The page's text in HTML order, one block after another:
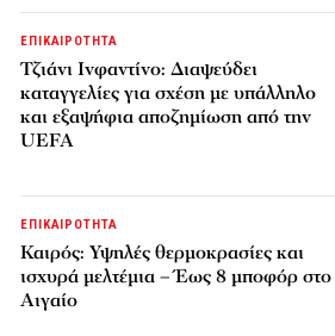
ΕΠΙΚΑΙΡΟΤΗΤΑ
Τζιάνι Ινφαντίνο: Διαψεύδει
καταγγελίες για σχέση με υπάλληλο
και εξαψήφια αποζημίωση από την
UEFA
ΕΠΙΚΑΙΡΟΤΗΤΑ
Καιρός: Υψηλές θερμοκρασίες και
ισχυρά μελτέμια – Έως 8 μποφόρ στο
Αιγαίο